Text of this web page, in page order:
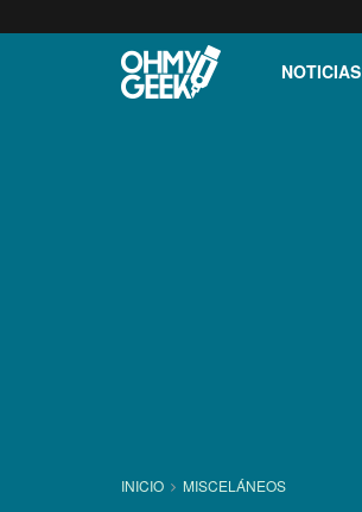
NOTICIAS
INICIO MISCELÁNEOS